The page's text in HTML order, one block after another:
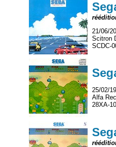
21/06/
Scitron
SCDC-
25/02/
Alfa
28XA-